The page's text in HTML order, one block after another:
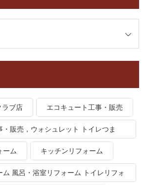
ラブ店 エコキュート工事・販売
・販売，ウォシュレット トイレつま
ーム キッチンリフォーム
ム 風呂・浴室リフォーム トイレリフォ